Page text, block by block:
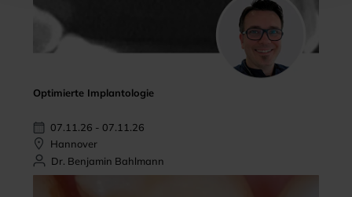
Optimierte Implantologie
07.11.26 - 07.11.26
Hannover
Dr. Benjamin Bahlmann